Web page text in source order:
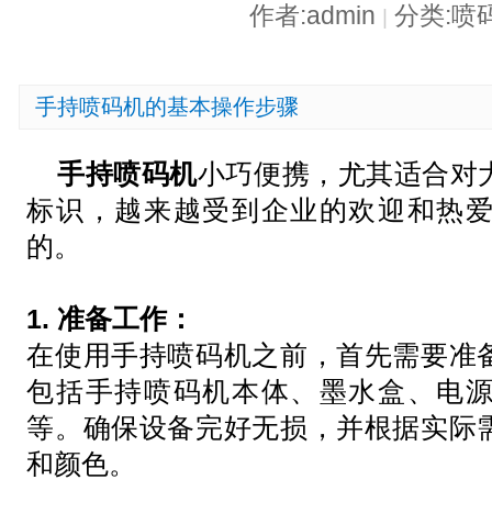
作者:admin 分类:喷
手持喷码机的基本操作步骤
手持喷码机小巧便携，尤其适合对
标识，越来越受到企业的欢迎和热
的。
1. 准备工作：
在使用手持喷码机之前，首先需要准
包括手持喷码机本体、墨水盒、电
等。确保设备完好无损，并根据实际
和颜色。